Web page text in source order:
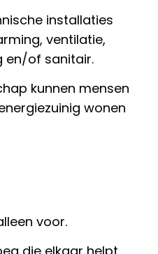
installaties
ventilatie,
en/of sanitair.
kunnen mensen
wonen
voor.